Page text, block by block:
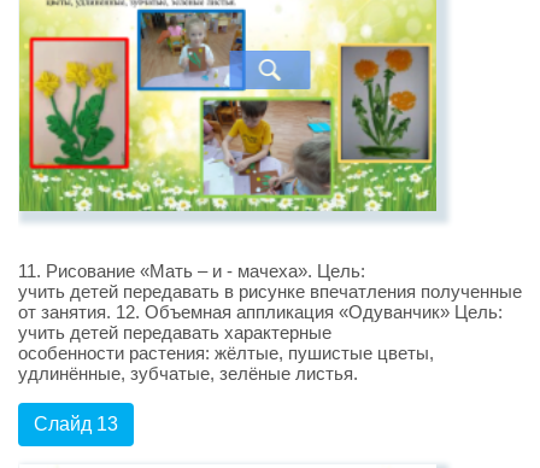
11. Рисование «Мать – и - мачеха». Цель:
учить детей передавать в рисунке впечатления полученные
от занятия. 12. Объемная аппликация «Одуванчик» Цель:
учить детей передавать характерные
особенности растения: жёлтые, пушистые цветы,
удлинённые, зубчатые, зелёные листья.
Слайд 13